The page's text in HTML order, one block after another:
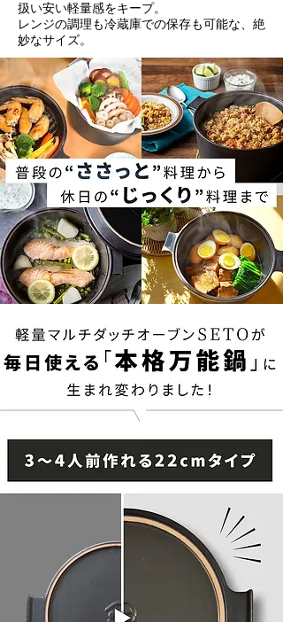
扱い安い軽量感をキープ。
レンジの調理も冷蔵庫での保存も可能な、絶
妙なサイズ。